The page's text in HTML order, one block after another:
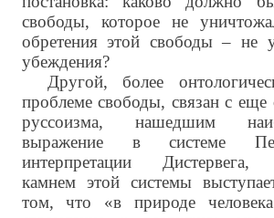
свободы, которое не
обретения этой свободы – не
убеждения?
Другой, более
проблеме свободы, связан с
руссоизма, нашедшим
выражение в системе
интерпретации Дистервега,
камнем этой системы
том, что «в природе